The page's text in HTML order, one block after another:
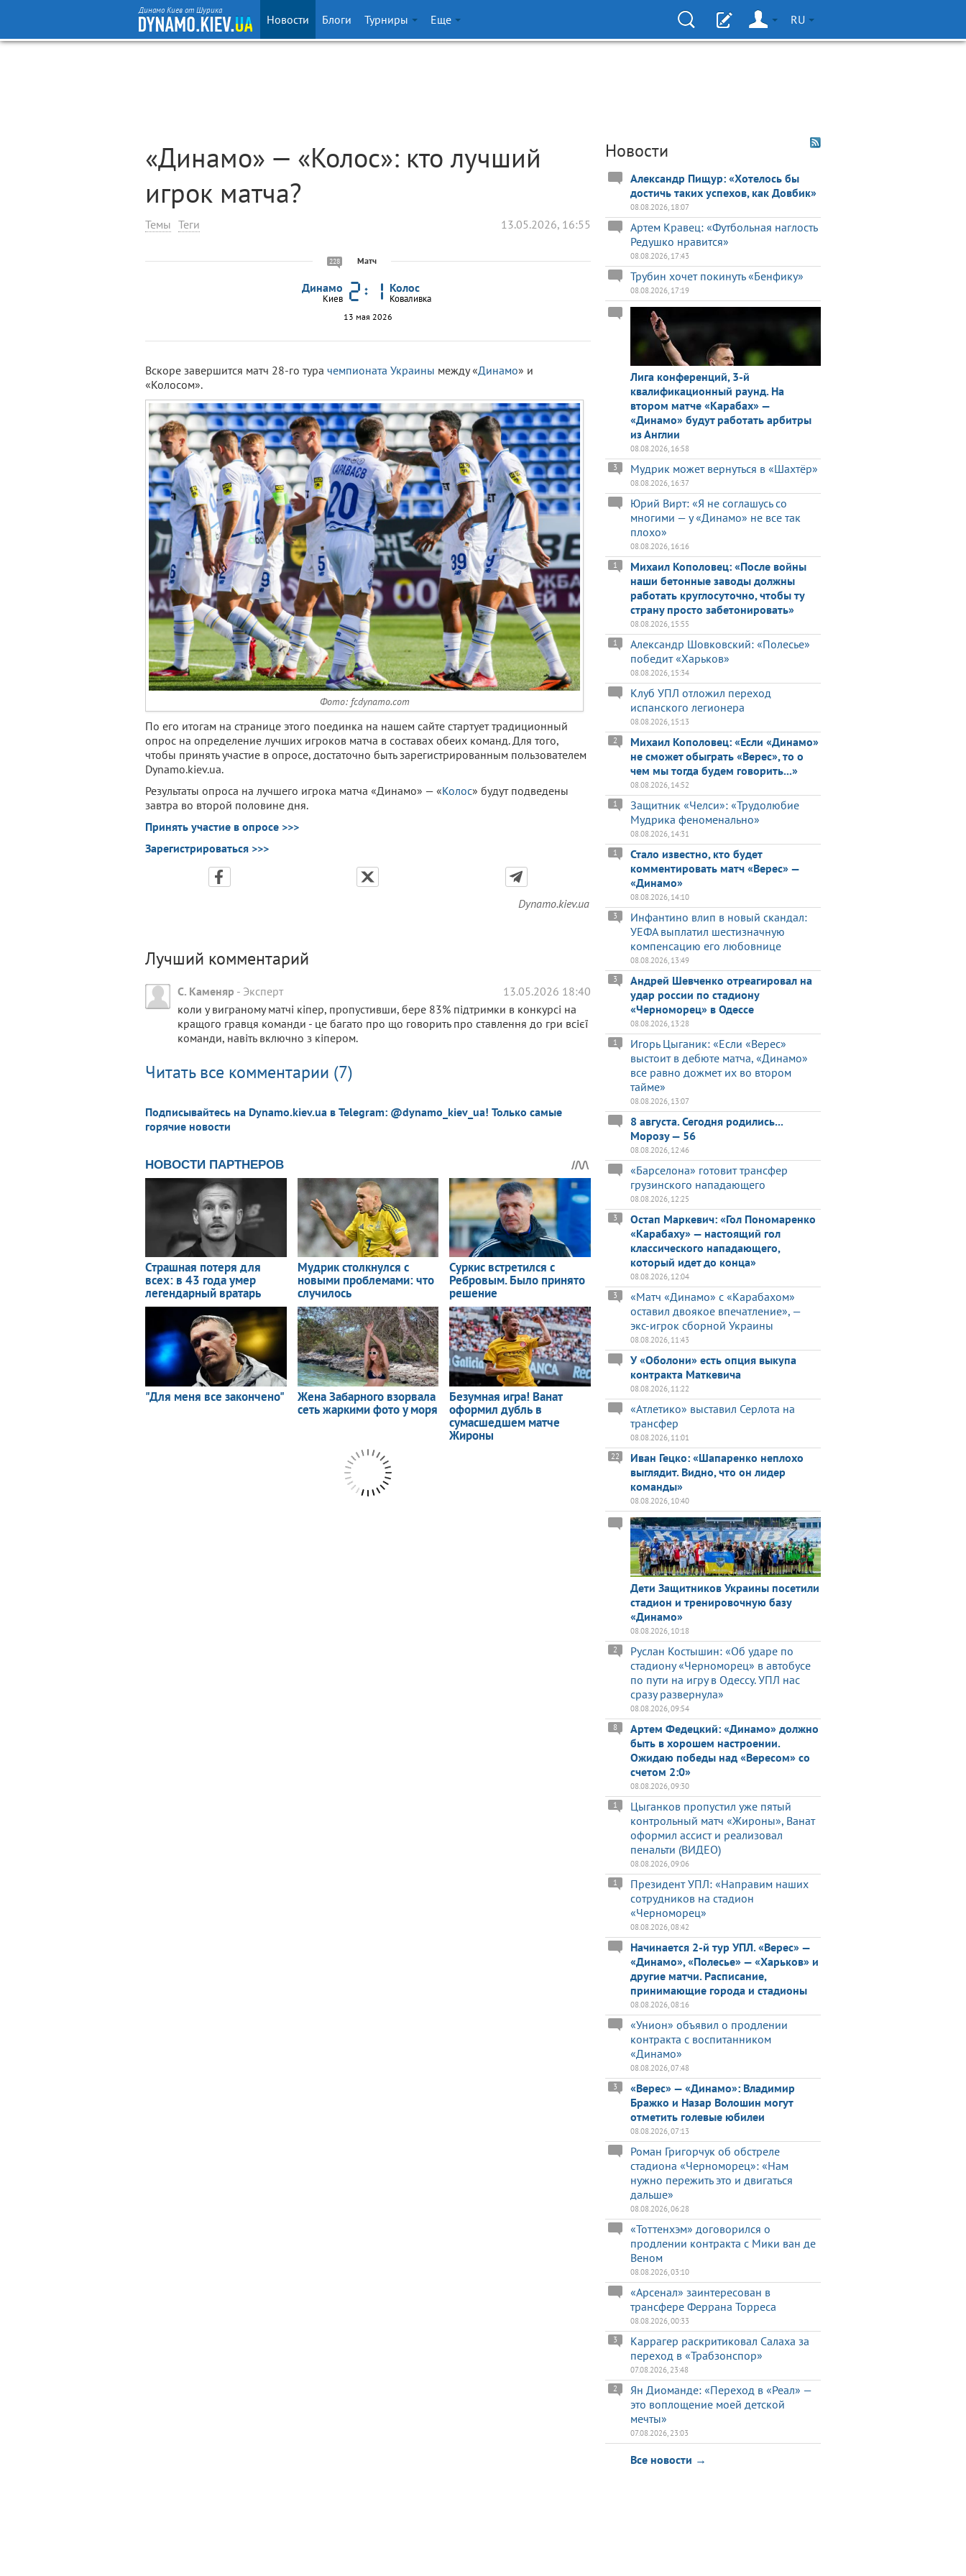
Динамо Киев от Шурика
Новости Блоги Турниры Еще RU
«Динамо» — «Колос»: кто лучший
игрок матча?
Темы Теги 13.05.2026, 16:55
228 Матч
Динамо
Киев
Колос
Коваливка
13 мая 2026
Вскоре завершится матч 28-го тура чемпионата Украины между «Динамо» и
«Колосом».
Фото: fcdynamo.com
По его итогам на странице этого поединка на нашем сайте стартует традиционный
опрос на определение лучших игроков матча в составах обеих команд. Для того,
чтобы принять участие в опросе, достаточно быть зарегистрированным пользователем
Dynamo.kiev.ua.
Результаты опроса на лучшего игрока матча «Динамо» — «Колос» будут подведены
завтра во второй половине дня.
Принять участие в опросе >>>
Зарегистрироваться >>>
Dynamo.kiev.ua
Лучший комментарий
С. Каменяр - Эксперт
13.05.2026 18:40
коли у виграному матчі кіпер, пропустивши, бере 83% підтримки в конкурсі на
кращого гравця команди - це багато про що говорить про ставлення до гри всієї
команди, навіть включно з кіпером.
Читать все комментарии (7)
Подписывайтесь на Dynamo.kiev.ua в Telegram: @dynamo_kiev_ua! Только самые
горячие новости
Новости
Александр Пищур: «Хотелось бы
достичь таких успехов, как Довбик»
08.08.2026, 18:07
Артем Кравец: «Футбольная наглость
Редушко нравится»
08.08.2026, 17:43
Трубин хочет покинуть «Бенфику»
08.08.2026, 17:19
Лига конференций, 3-й
квалификационный раунд. На
втором матче «Карабах» —
«Динамо» будут работать арбитры
из Англии
08.08.2026, 16:58
Мудрик может вернуться в «Шахтёр»
3
08.08.2026, 16:37
Юрий Вирт: «Я не соглашусь со
многими — у «Динамо» не все так
плохо»
08.08.2026, 16:16
Михаил Кополовец: «После войны
наши бетонные заводы должны
работать круглосуточно, чтобы ту
страну просто забетонировать»
1
08.08.2026, 15:55
Александр Шовковский: «Полесье»
победит «Харьков»
1
08.08.2026, 15:34
Клуб УПЛ отложил переход
испанского легионера
08.08.2026, 15:13
Михаил Кополовец: «Если «Динамо»
не сможет обыграть «Верес», то о
чем мы тогда будем говорить...»
2
08.08.2026, 14:52
Защитник «Челси»: «Трудолюбие
Мудрика феноменально»
1
08.08.2026, 14:31
Стало известно, кто будет
комментировать матч «Верес» —
«Динамо»
1
08.08.2026, 14:10
Инфантино влип в новый скандал:
УЕФА выплатил шестизначную
компенсацию его любовнице
3
08.08.2026, 13:49
Андрей Шевченко отреагировал на
удар россии по стадиону
«Черноморец» в Одессе
3
08.08.2026, 13:28
Игорь Цыганик: «Если «Верес»
выстоит в дебюте матча, «Динамо»
все равно дожмет их во втором
тайме»
1
08.08.2026, 13:07
8 августа. Сегодня родились...
Морозу — 56
08.08.2026, 12:46
«Барселона» готовит трансфер
грузинского нападающего
08.08.2026, 12:25
Остап Маркевич: «Гол Пономаренко
«Карабаху» — настоящий гол
классического нападающего,
который идет до конца»
3
08.08.2026, 12:04
«Матч «Динамо» с «Карабахом»
оставил двоякое впечатление», —
экс-игрок сборной Украины
3
08.08.2026, 11:43
У «Оболони» есть опция выкупа
контракта Маткевича
08.08.2026, 11:22
«Атлетико» выставил Серлота на
трансфер
08.08.2026, 11:01
Иван Гецко: «Шапаренко неплохо
выглядит. Видно, что он лидер
команды»
22
08.08.2026, 10:40
Дети Защитников Украины посетили
стадион и тренировочную базу
«Динамо»
08.08.2026, 10:18
Руслан Костышин: «Об ударе по
стадиону «Черноморец» в автобусе
по пути на игру в Одессу. УПЛ нас
сразу развернула»
2
08.08.2026, 09:54
Артем Федецкий: «Динамо» должно
быть в хорошем настроении.
Ожидаю победы над «Вересом» со
счетом 2:0»
8
08.08.2026, 09:30
Цыганков пропустил уже пятый
контрольный матч «Жироны», Ванат
оформил ассист и реализовал
пенальти (ВИДЕО)
1
08.08.2026, 09:06
Президент УПЛ: «Направим наших
сотрудников на стадион
«Черноморец»
1
08.08.2026, 08:42
Начинается 2-й тур УПЛ. «Верес» —
«Динамо», «Полесье» — «Харьков» и
другие матчи. Расписание,
принимающие города и стадионы
08.08.2026, 08:16
«Унион» объявил о продлении
контракта с воспитанником
«Динамо»
08.08.2026, 07:48
«Верес» — «Динамо»: Владимир
Бражко и Назар Волошин могут
отметить голевые юбилеи
3
08.08.2026, 07:13
Роман Григорчук об обстреле
стадиона «Черноморец»: «Нам
нужно пережить это и двигаться
дальше»
08.08.2026, 06:28
«Тоттенхэм» договорился о
продлении контракта с Мики ван де
Веном
08.08.2026, 03:10
«Арсенал» заинтересован в
трансфере Феррана Торреса
08.08.2026, 00:33
Каррагер раскритиковал Салаха за
переход в «Трабзонспор»
3
07.08.2026, 23:48
Ян Диоманде: «Переход в «Реал» —
это воплощение моей детской
мечты»
2
07.08.2026, 23:03
Все новости →